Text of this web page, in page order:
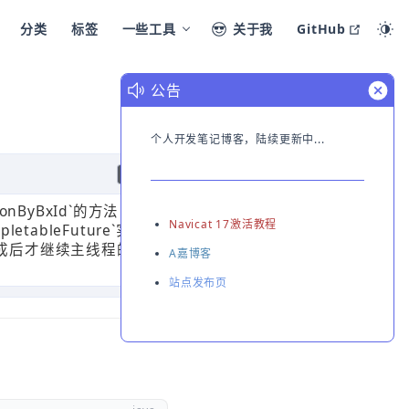
分类 标签 一些工具 关于我 GitHub open
的方法，
实
才继续主线程的
公告
个人开发笔记博客，陆续更新中...
Navicat 17激活教程
A嘉博客
站点发布页